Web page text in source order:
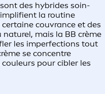
sont des hybrides soin-
la routine
couvrance et des
mais la BB crème
les imperfections tout
se concentre
pour cibler les